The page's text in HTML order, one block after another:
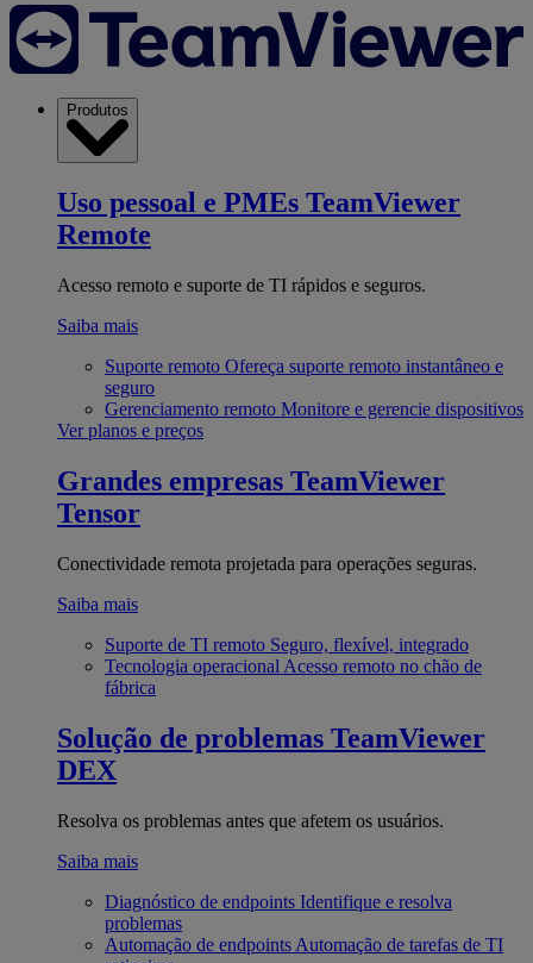
Produtos
Uso pessoal e PMEs TeamViewer
Remote
Acesso remoto e suporte de TI rápidos e seguros.
Saiba mais
Suporte remoto Ofereça suporte remoto instantâneo e
seguro
Gerenciamento remoto Monitore e gerencie dispositivos
Ver planos e preços
Grandes empresas TeamViewer
Tensor
Conectividade remota projetada para operações seguras.
Saiba mais
Suporte de TI remoto Seguro, flexível, integrado
Tecnologia operacional Acesso remoto no chão de
fábrica
Solução de problemas TeamViewer
DEX
Resolva os problemas antes que afetem os usuários.
Saiba mais
Diagnóstico de endpoints Identifique e resolva
problemas
Automação de endpoints Automação de tarefas de TI